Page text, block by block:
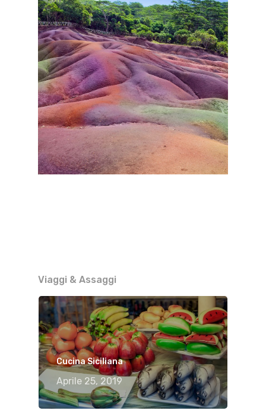
Viaggi & Assaggi
Cucina Siciliana
Aprile 25, 2019